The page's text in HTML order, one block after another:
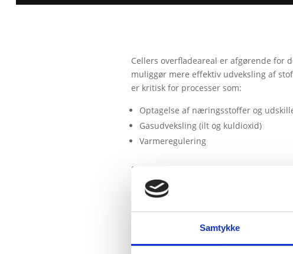
Samtykke
Cellers overfladeareal er afgørende for
muliggør mere effektiv udveksling af
er kritisk for processer som:
Optagelse af næringsstoffer og
Gasudveksling (ilt og kuldioxid)
Varmeregulering
Desto mindre en celle er desto større